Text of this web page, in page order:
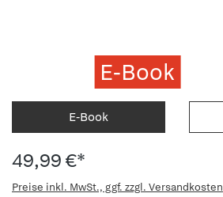
E-Book
E-Book
49,99 €*
Preise inkl. MwSt., ggf. zzgl. Versandkosten